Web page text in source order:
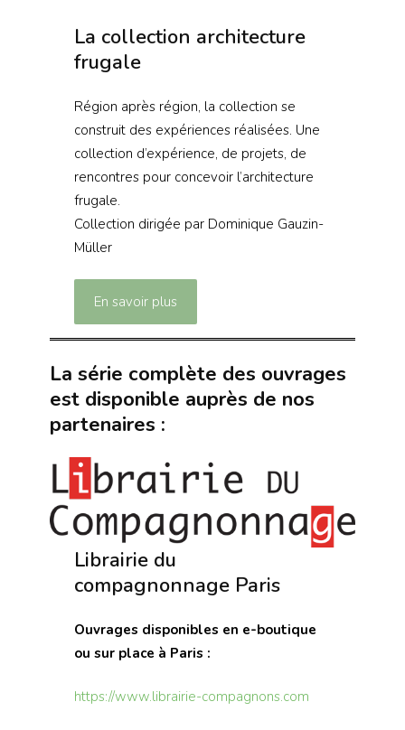
La collection architecture
frugale
Région après région, la collection se
construit des expériences réalisées. Une
collection d’expérience, de projets, de
rencontres pour concevoir l’architecture
frugale.
Collection dirigée par Dominique Gauzin-
Müller
En savoir plus
La série complète des ouvrages
est disponible auprès de nos
partenaires :
Librairie du
compagnonnage Paris
Ouvrages disponibles en e-boutique
ou sur place à Paris :
https://www.librairie-compagnons.com